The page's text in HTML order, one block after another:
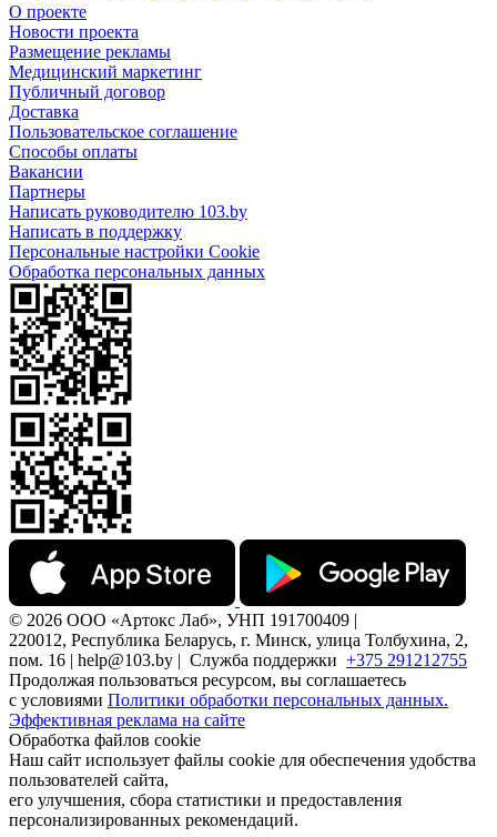
О проекте
Новости проекта
Размещение рекламы
Медицинский маркетинг
Публичный договор
Доставка
Пользовательское соглашение
Способы оплаты
Вакансии
Партнеры
Написать руководителю 103.by
Написать в поддержку
Персональные настройки Cookie
Обработка персональных данных
© 2026 ООО «Артокс Лаб», УНП 191700409 |
220012, Республика Беларусь, г. Минск, улица Толбухина, 2,
пом. 16 | help@103.by | Служба поддержки +375 291212755
Продолжая пользоваться ресурсом, вы соглашаетесь
с условиями Политики обработки персональных данных.
Эффективная реклама на сайте
Обработка файлов cookie
Наш сайт использует файлы cookie для обеспечения удобства
пользователей сайта,
его улучшения, сбора статистики и предоставления
персонализированных рекомендаций.